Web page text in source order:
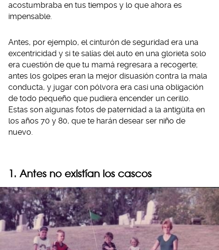
acostumbraba en tus tiempos y lo que ahora es
impensable.
Antes, por ejemplo, el cinturón de seguridad era una
excentricidad y si te salías del auto en una glorieta solo
era cuestión de que tu mamá regresara a recogerte;
antes los golpes eran la mejor disuasión contra la mala
conducta, y jugar con pólvora era casi una obligación
de todo pequeño que pudiera encender un cerillo.
Estas son algunas fotos de paternidad a la antigüita en
los años 70 y 80, que te harán desear ser niño de
nuevo.
1. Antes no existían los cascos